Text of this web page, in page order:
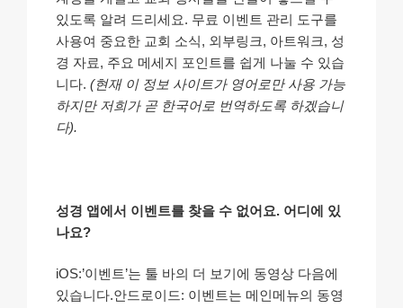
있도록 알려 드리세요. 무료 이벤트 관리 도구를
사용여 중요한 교회 소식, 외부링크, 아트워크, 성
경 자료, 주요 메세지 포인트를 쉽게 나눌 수 있습
니다. (현재 이 정보 사이트가 영어로만 사용 가능
하지만 저희가 곧 한국어로 번역하도록 하겠습니
다).
성경 앱에서 이벤트를 찾을 수 없어요. 어디에 있
나요?
iOS:’이벤트’는 툴 바의 더 보기에 동영상 다음에
있습니다.안드로이드: 이벤트는 메인메뉴의 동영